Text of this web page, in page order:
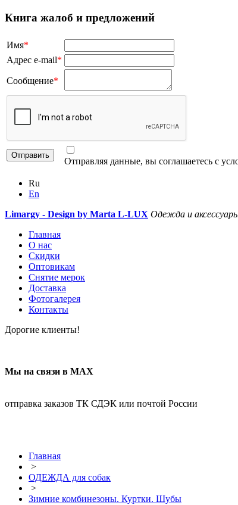
Книга жалоб и предложений
Имя*
Адрес e-mail*
Сообщение*
Отправляя данные, вы соглашаетесь с
Ru
En
Limargy - Design by Marta L-LUX Одежда и
Главная
О нас
Скидки
Оптовикам
Снятие мерок
Доставка
Фотогалерея
Контакты
Дорогие клиенты!
Мы на связи в МАХ
отправка заказов ТК СДЭК или почтой России
Главная
>
ОДЕЖДА для собак
>
Зимние комбинезоны. Куртки. Шубы